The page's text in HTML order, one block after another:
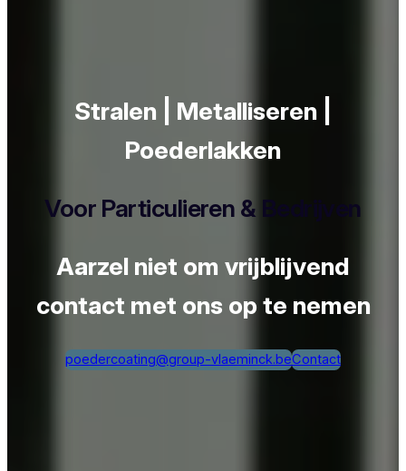
Stralen | Metalliseren |
Poederlakken
Voor Particulieren & Bedrijven
Aarzel niet om vrijblijvend
contact met ons op te nemen
poedercoating@group-vlaeminck.beContact